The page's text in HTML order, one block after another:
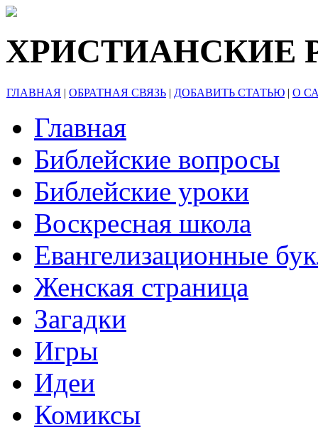
ХРИСТИАНСКИЕ
ГЛАВНАЯ | ОБРАТНАЯ СВЯЗЬ | ДОБАВИТЬ СТАТЬЮ | О
Главная
Библейские вопросы
Библейские уроки
Воскресная школа
Евангелизационные
Женская страница
Загадки
Игры
Идеи
Комиксы